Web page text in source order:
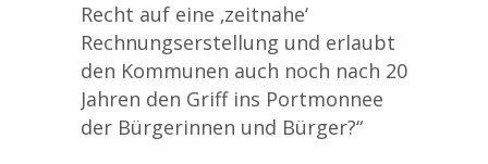
Recht auf eine ‚zeitnahe‘
Rechnungserstellung und erlaubt
den Kommunen auch noch nach 20
Jahren den Griff ins Portmonnee
der Bürgerinnen und Bürger?“